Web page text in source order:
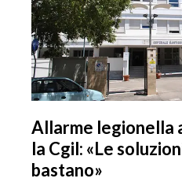
Allarme legionella
la Cgil: «Le
bastano»